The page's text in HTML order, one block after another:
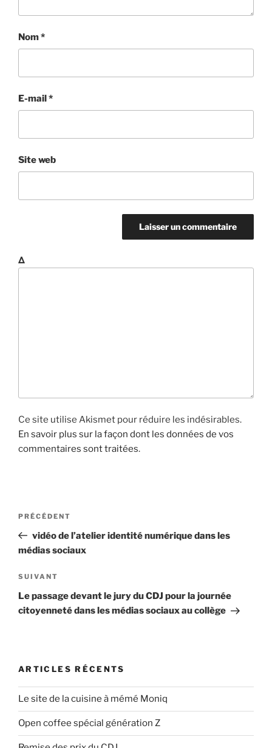
Nom*
E-mail*
Site web
Δ
Ce site utilise Akismet pour réduire les indésirables.
En savoir plus sur la façon dont les données de vos
commentaires sont traitées.
v
g
a
t
n
e
l
A
r
t
c
l
c
d
n
t
PRÉCÉDENT
vidéo de l’atelier identité numérique dans les
médias sociaux
A
r
t
e
u
i
v
a
SUIVANT
Le passage devant le jury du CDJ pour la journée
citoyenneté dans les médias sociaux au collège
ARTICLES RÉCENTS
Le site de la cuisine à mémé Moniq
Open coffee spécial génération Z